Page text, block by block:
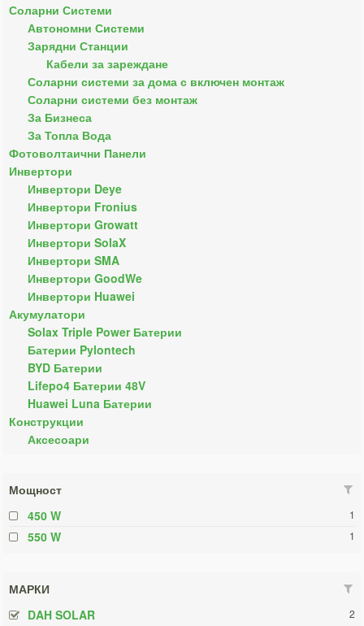
Соларни Системи
Автономни Системи
Зарядни Станции
Кабели за зареждане
Соларни системи за дома с включен монтаж
Соларни системи без монтаж
За Бизнеса
За Топла Вода
Фотоволтаични Панели
Инвертори
Инвертори Deye
Инвертори Fronius
Инвертори Growatt
Инвертори SolaX
Инвертори SMA
Инвертори GoodWe
Инвертори Huawei
Акумулатори
Solax Triple Power Батерии
Батерии Pylontech
BYD Батерии
Lifepo4 Батерии 48V
Huawei Luna Батерии
Конструкции
Аксесоари
Мощност
450 W
1
550 W 1
МАРКИ
DAH SOLAR
2